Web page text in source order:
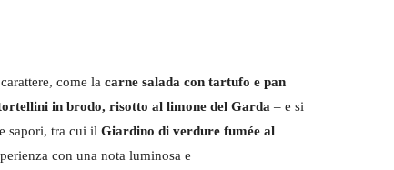
come la carne salada con tartufo e pan
in brodo, risotto al limone del Garda – e si
sapori, tra cui il Giardino di verdure fumée al
con una nota luminosa e